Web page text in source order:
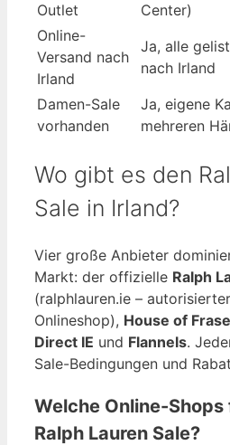
Outlet
Center)
Online-
Versand nach
Irland
Ja, alle
nach Irland
Damen-Sale
vorhanden
Ja, eigene
mehreren
Wo gibt es den
Sale in Irland?
Vier große Anbieter
Markt: der offizielle Ralph
(ralphlauren.ie –
Onlineshop), House of
Direct IE und Flannels.
Sale-Bedingungen und
Welche Online-Shops
Ralph Lauren Sale?